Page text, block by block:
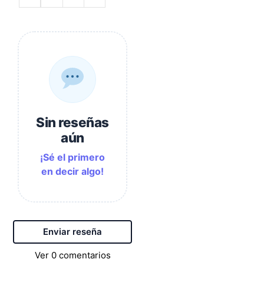
Sin reseñas
aún
¡Sé el primero
en decir algo!
Enviar reseña
Ver 0comentarios